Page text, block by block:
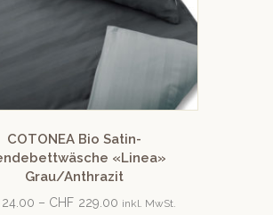
COTONEA Bio Satin-
«Linea»
Grau/Anthrazit
24.00 – CHF 229.00 inkl. MwSt.